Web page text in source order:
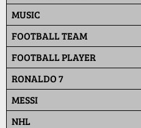
MUSIC
FOOTBALL TEAM
FOOTBALL PLAYER
RONALDO 7
MESSI
NHL